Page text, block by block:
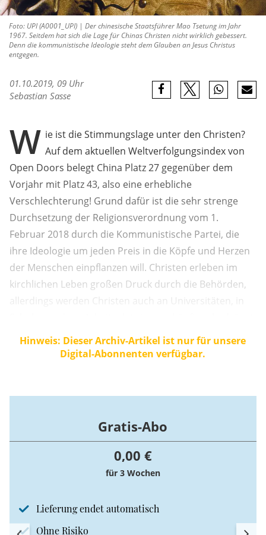
Foto: UPI (A0001_UPI) | Der chinesische Staatsführer Mao Tsetung im Jahr
1967. Seitdem hat sich die Lage für Chinas Christen nicht wirklich gebessert.
Denn die kommunistische Ideologie steht dem Glauben an Jesus Christus
entgegen.
01.10.2019, 09 Uhr
Sebastian Sasse
W ie ist die Stimmungslage unter den Christen?
Auf dem aktuellen Weltverfolgungsindex von
Open Doors belegt China Platz 27 gegenüber dem
Vorjahr mit Platz 43, also eine erhebliche
Verschlechterung! Grund dafür ist die sehr strenge
Durchsetzung der Religionsverordnung vom 1.
Februar 2018 durch die Kommunistische Partei, die
ihre Ideologie um jeden Preis in die Köpfe und Herzen
der Menschen einpflanzen will. Christen erleben im
kirchlichen Leben großen Druck durch die Behörden,
allerdings werden Christen auch an Universitäten, in
ihrem Glauben abzusagen. China ist ein großes Land,
so ist die Lage der Christen in verschiedenen Teilen
Hinweis: Dieser Archiv-Artikel ist nur für unsere
Digital-Abonnenten verfügbar.
Gratis-Abo
0,00 €
für 3 Wochen
Lieferung endet automatisch
Ohne Risiko